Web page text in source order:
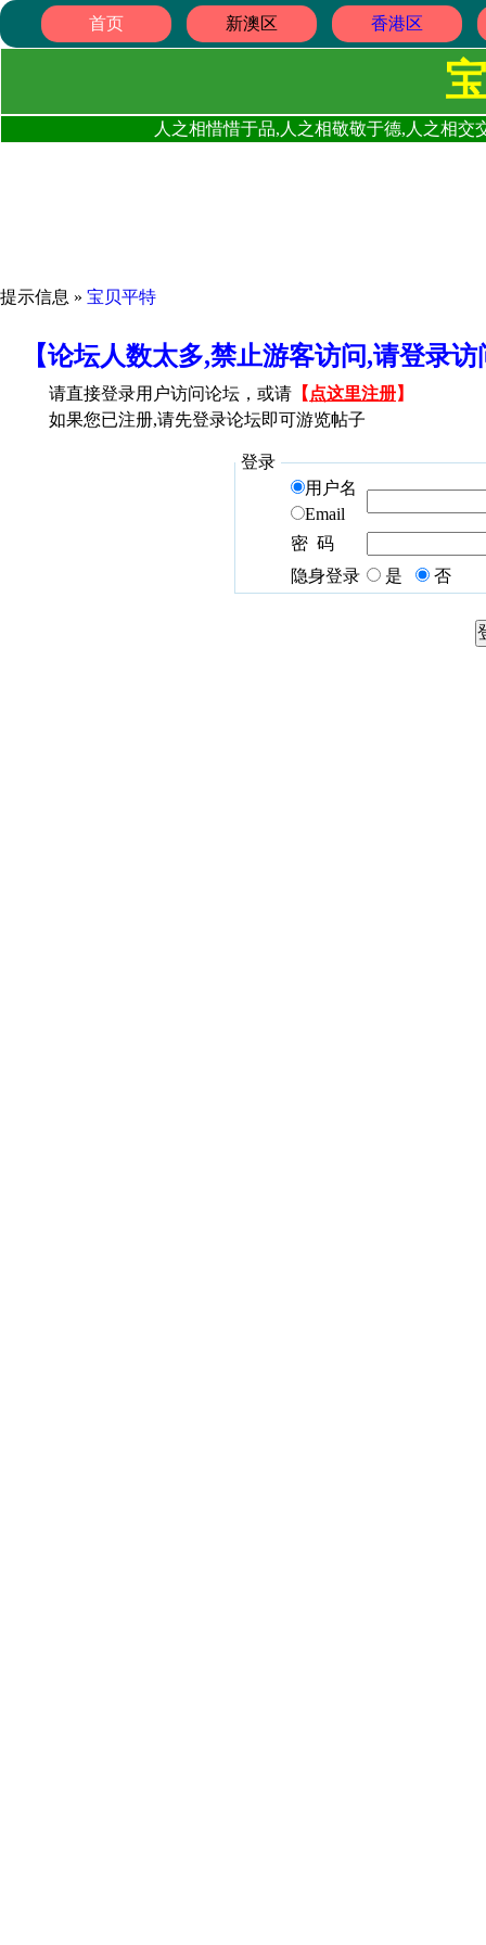
首页 新澳区 香港区
人之相惜惜于品,人之相敬敬于德,人之相
提示信息 » 宝贝平特
【论坛人数太多,禁止游客访问,请登录
请直接登录用户访问论坛，或请 【 点这里注册】
如果您已注册,请先登录论坛即可游览帖子
登录
用户名
Email
密 码
隐身登录
是 否